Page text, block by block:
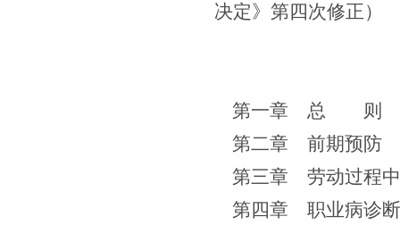
决定》第四次修正）
第一章 总 则
第二章 前期预防
第三章 劳动过程
第四章 职业病诊